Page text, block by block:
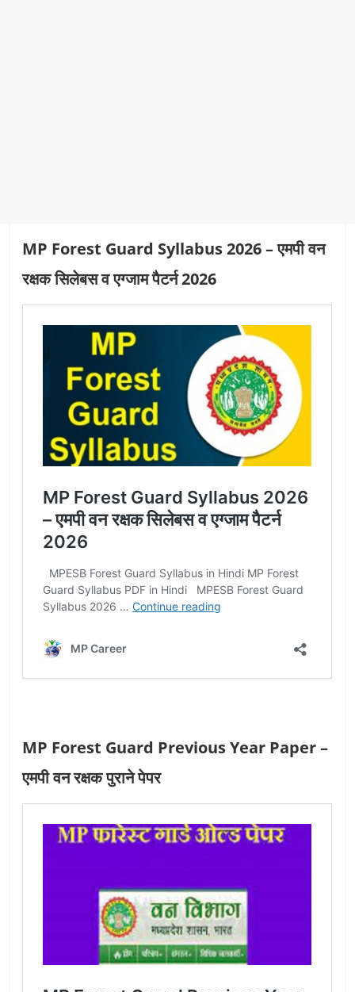
MP Forest Guard Syllabus 2026 – एमपी वन
रक्षक सिलेबस व एग्जाम पैटर्न 2026
MP Forest Guard Previous Year Paper –
एमपी वन रक्षक पुराने पेपर